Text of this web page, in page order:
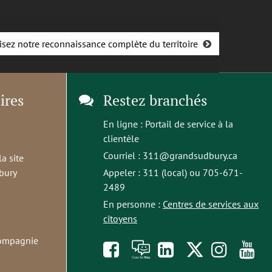
notre reconnaissance complète du territoire
site
Restez branchés
En ligne : Portail de service à la
clientèle
Courriel : 311@grandsudbury.ca
Appeler : 311 (local) ou 705-671-
2489
En personne : Centres de services aux
citoyens
Like À
opensFollow